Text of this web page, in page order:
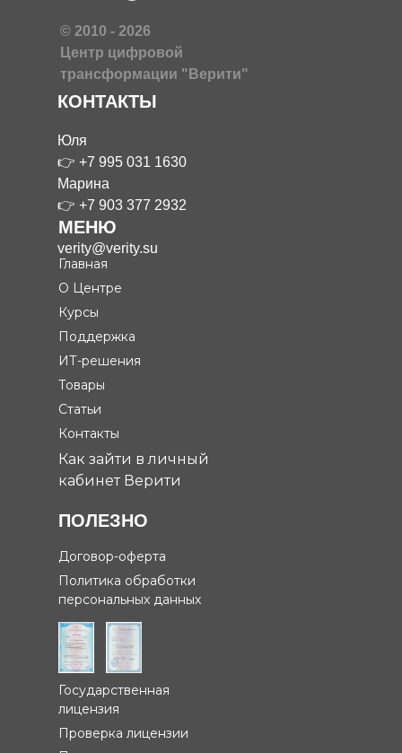
Государственная
лицензия
Проверка лицензии
Как зайти в личный
кабинет Верити
КОНТАКТЫ
МЕНЮ
ПОЛЕЗНО
Юля
👉 +7 995 031 1630
Марина
👉 +7 903 377 2932
verity@verity.su
© 2010 - 2026
Центр цифровой
трансформации "Верити"
Главная
О Центре
Курсы
Статьи
Контакты
Договор-оферта
Политика обработки
персональных данных
Поддержка
ИТ-решения
Товары